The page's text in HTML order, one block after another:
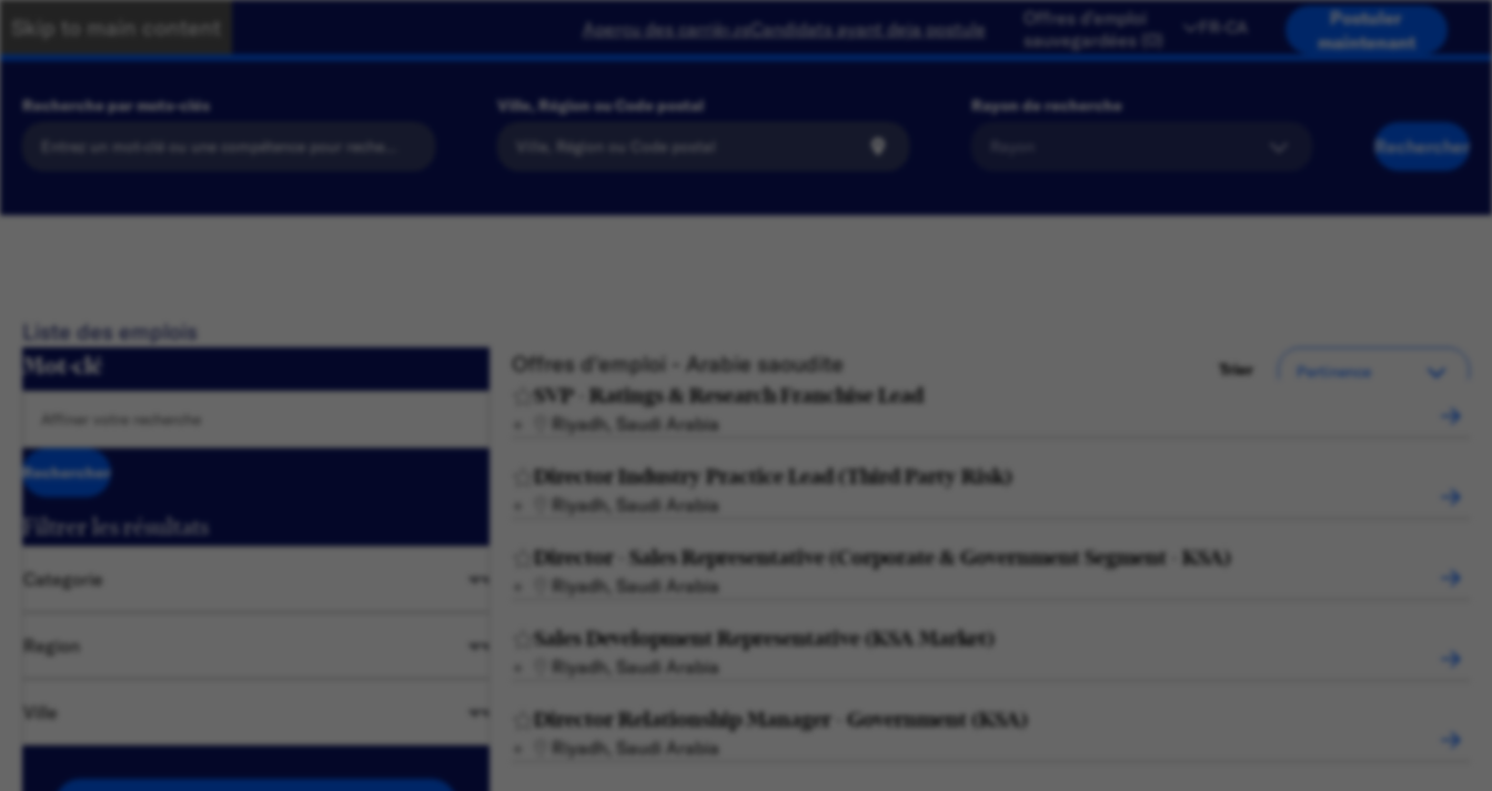
Skip to main content Aperçu des carrièresCandidats ayant deja postule
Offres d'emploi
sauvegardées
FR-CA
Postuler
maintenant
Recherche par mots-clés Ville, Région ou Code postal Rayon de recherche
Rechercher
Liste des emplois
Mot-clé
Rechercher
Filtrer les résultats
Categorie
Region
Ville
Trier
Offres d'emploi - Arabie saoudite
SVP - Ratings & Research Franchise Lead
Riyadh, Saudi Arabia
Director Industry Practice Lead (Third Party Risk)
Riyadh, Saudi Arabia
Director - Sales Representative (Corporate & Government Segment - KSA)
Riyadh, Saudi Arabia
Sales Development Representative (KSA Market)
Riyadh, Saudi Arabia
Director Relationship Manager - Government (KSA)
Riyadh, Saudi Arabia